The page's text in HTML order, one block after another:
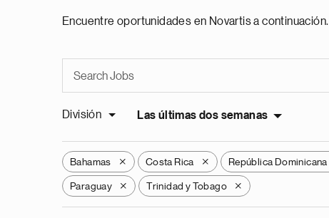
Encuentre oportunidades en Novartis a continuación.
División Las últimas dos semanas
Bahamas X Costa Rica X República Dominicana
Paraguay X Trinidad y Tobago X